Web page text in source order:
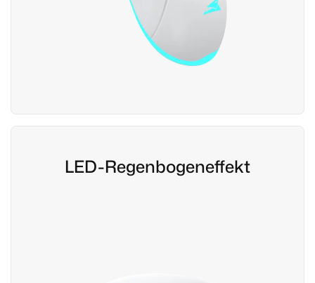
LED-Regenbogeneffekt